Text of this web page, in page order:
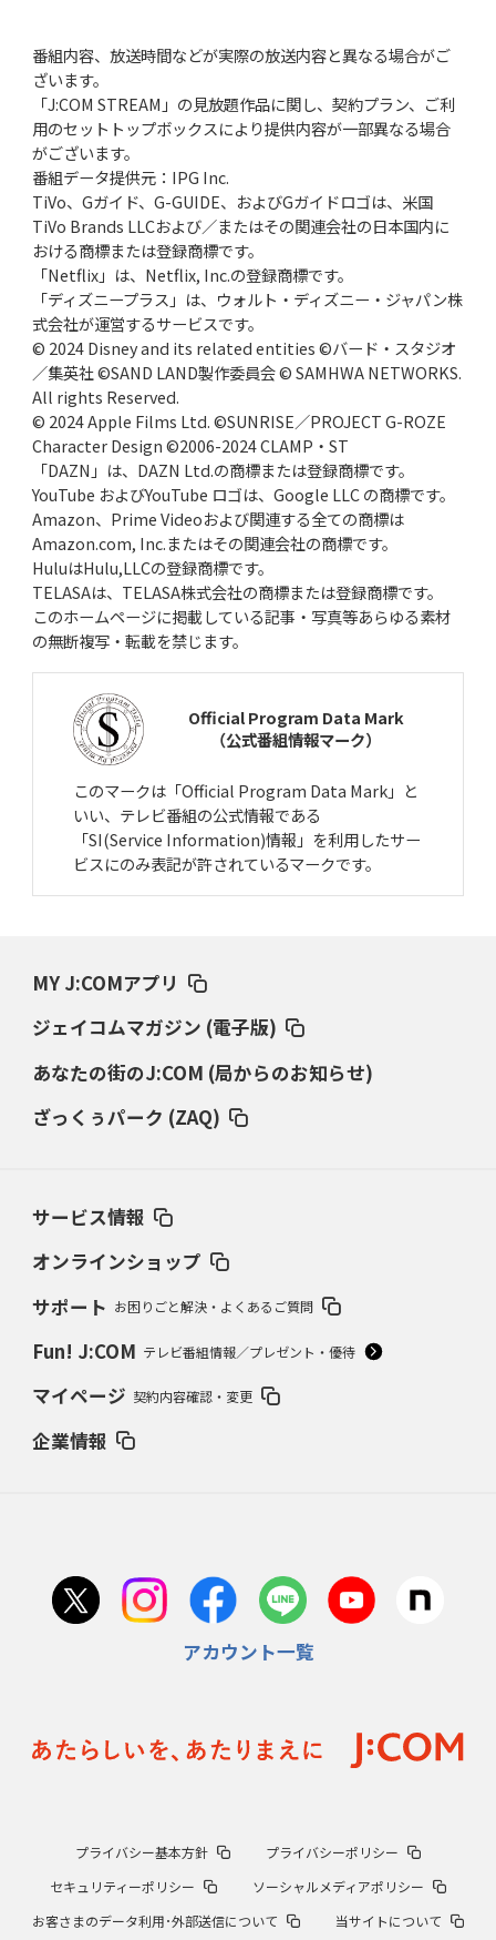
番組内容、放送時間などが実際の放送内容と異なる場合がご
ざいます。
「J:COM STREAM」の見放題作品に関し、契約プラン、ご利
用のセットトップボックスにより提供内容が一部異なる場合
がございます。
番組データ提供元：IPG Inc.
TiVo、Gガイド、G-GUIDE、およびGガイドロゴは、米国
TiVo Brands LLCおよび／またはその関連会社の日本国内に
おける商標または登録商標です。
「Netflix」は、Netflix, Inc.の登録商標です。
「ディズニープラス」は、ウォルト・ディズニー・ジャパン株
式会社が運営するサービスです。
© 2024 Disney and its related entities ©バード・スタジオ
／集英社 ©SAND LAND製作委員会 © SAMHWA NETWORKS.
All rights Reserved.
© 2024 Apple Films Ltd. ©SUNRISE／PROJECT G-ROZE
Character Design ©2006-2024 CLAMP・ST
「DAZN」は、DAZN Ltd.の商標または登録商標です。
YouTube およびYouTube ロゴは、Google LLC の商標です。
Amazon、Prime Videoおよび関連する全ての商標は
Amazon.com, Inc.またはその関連会社の商標です。
HuluはHulu,LLCの登録商標です。
TELASAは、TELASA株式会社の商標または登録商標です。
このホームページに掲載している記事・写真等あらゆる素材
の無断複写・転載を禁じます。
Official Program Data Mark
（公式番組情報マーク）
このマークは「Official Program Data Mark」と
いい、テレビ番組の公式情報である
「SI(Service Information)情報」を利用したサー
ビスにのみ表記が許されているマークです。
MY J:COMアプリ
ジェイコムマガジン (電子版)
あなたの街のJ:COM (局からのお知らせ)
ざっくぅパーク (ZAQ)
サービス情報
オンラインショップ
サポート お困りごと解決・よくあるご質問
Fun! J:COM テレビ番組情報／プレゼント・優待
マイページ 契約内容確認・変更
企業情報
アカウント一覧
プライバシー基本方針
プライバシーポリシー
セキュリティーポリシー
ソーシャルメディアポリシー
お客さまのデータ利用･外部送信について
当サイトについて